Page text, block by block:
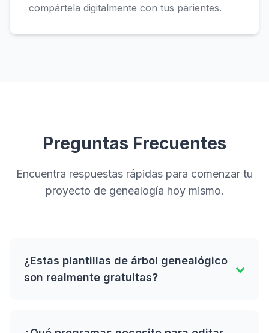
compártela digitalmente con tus parientes.
Preguntas Frecuentes
Encuentra respuestas rápidas para comenzar tu
proyecto de genealogía hoy mismo.
¿Estas plantillas de árbol genealógico
son realmente gratuitas?